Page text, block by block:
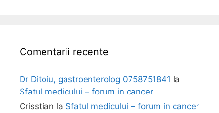
Comentarii recente
Dr Ditoiu, gastroenterolog 0758751841 la
Sfatul medicului – forum in cancer
Crisstian la Sfatul medicului – forum in cancer